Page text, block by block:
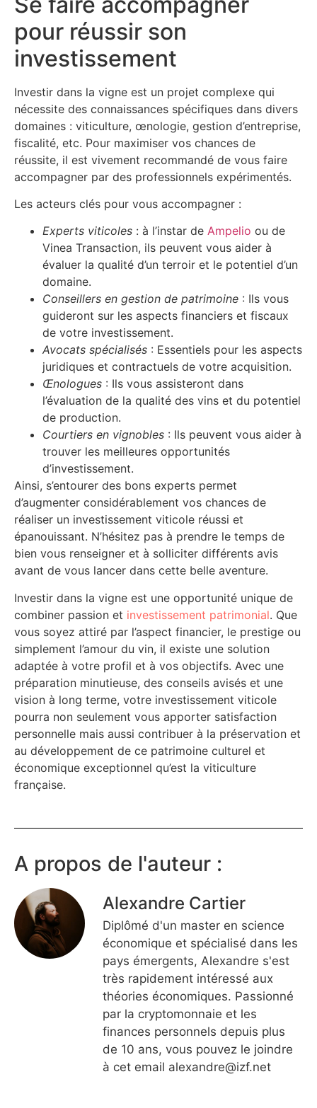
pour réussir son
investissement
Investir dans la vigne est un projet complexe qui
nécessite des connaissances spécifiques dans divers
domaines : viticulture, œnologie, gestion d’entreprise,
fiscalité, etc. Pour maximiser vos chances de
réussite, il est vivement recommandé de vous faire
accompagner par des professionnels expérimentés.
Les acteurs clés pour vous accompagner :
Experts viticoles : à l’instar de Ampelio ou de
Vinea Transaction, ils peuvent vous aider à
évaluer la qualité d’un terroir et le potentiel d’un
domaine.
Conseillers en gestion de patrimoine : Ils vous
guideront sur les aspects financiers et fiscaux
de votre investissement.
Avocats spécialisés : Essentiels pour les aspects
juridiques et contractuels de votre acquisition.
Œnologues : Ils vous assisteront dans
l’évaluation de la qualité des vins et du potentiel
de production.
Courtiers en vignobles : Ils peuvent vous aider à
trouver les meilleures opportunités
d’investissement.
Ainsi, s’entourer des bons experts permet
d’augmenter considérablement vos chances de
réaliser un investissement viticole réussi et
épanouissant. N’hésitez pas à prendre le temps de
bien vous renseigner et à solliciter différents avis
avant de vous lancer dans cette belle aventure.
Investir dans la vigne est une opportunité unique de
combiner passion et investissement patrimonial. Que
vous soyez attiré par l’aspect financier, le prestige ou
simplement l’amour du vin, il existe une solution
adaptée à votre profil et à vos objectifs. Avec une
préparation minutieuse, des conseils avisés et une
vision à long terme, votre investissement viticole
pourra non seulement vous apporter satisfaction
personnelle mais aussi contribuer à la préservation et
au développement de ce patrimoine culturel et
économique exceptionnel qu’est la viticulture
française.
A propos de l'auteur :
Alexandre Cartier
Diplômé d'un master en science
économique et spécialisé dans les
pays émergents, Alexandre s'est
très rapidement intéressé aux
théories économiques. Passionné
par la cryptomonnaie et les
finances personnels depuis plus
de 10 ans, vous pouvez le joindre
à cet email alexandre@izf.net